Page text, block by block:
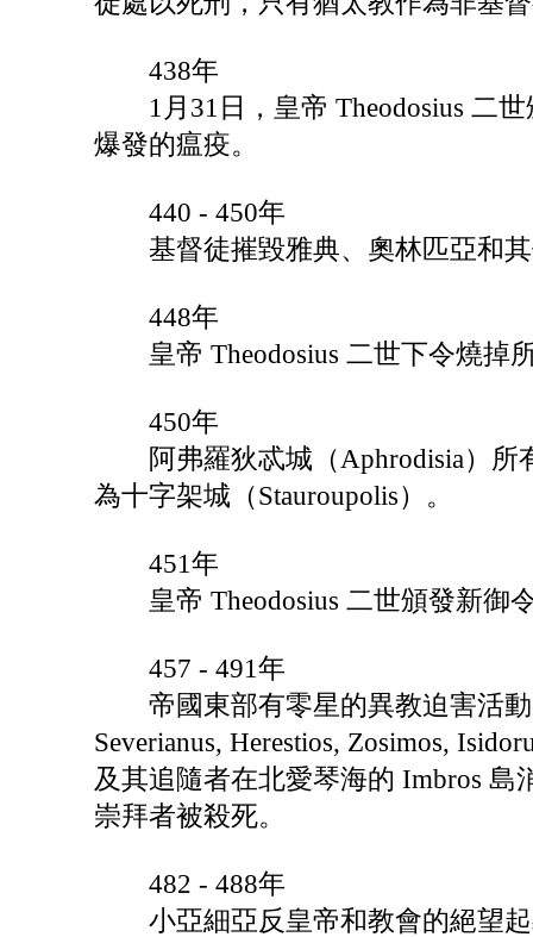
438年
1月31日，皇帝 Theodosius 二世
爆發的瘟疫。
440 - 450年
基督徒摧毀雅典、奧林匹亞和其
448年
皇帝 Theodosius 二世下令燒掉
450年
阿弗羅狄忒城（Aphrodisia）所
為十字架城（Stauroupolis）。
451年
皇帝 Theodosius 二世頒發新御
457 - 491年
帝國東部有零星的異教迫害活動
Severianus, Herestios, Zosimos,
及其追隨者在北愛琴海的 Imbros
崇拜者被殺死。
482 - 488年
小亞細亞反皇帝和教會的絕望起